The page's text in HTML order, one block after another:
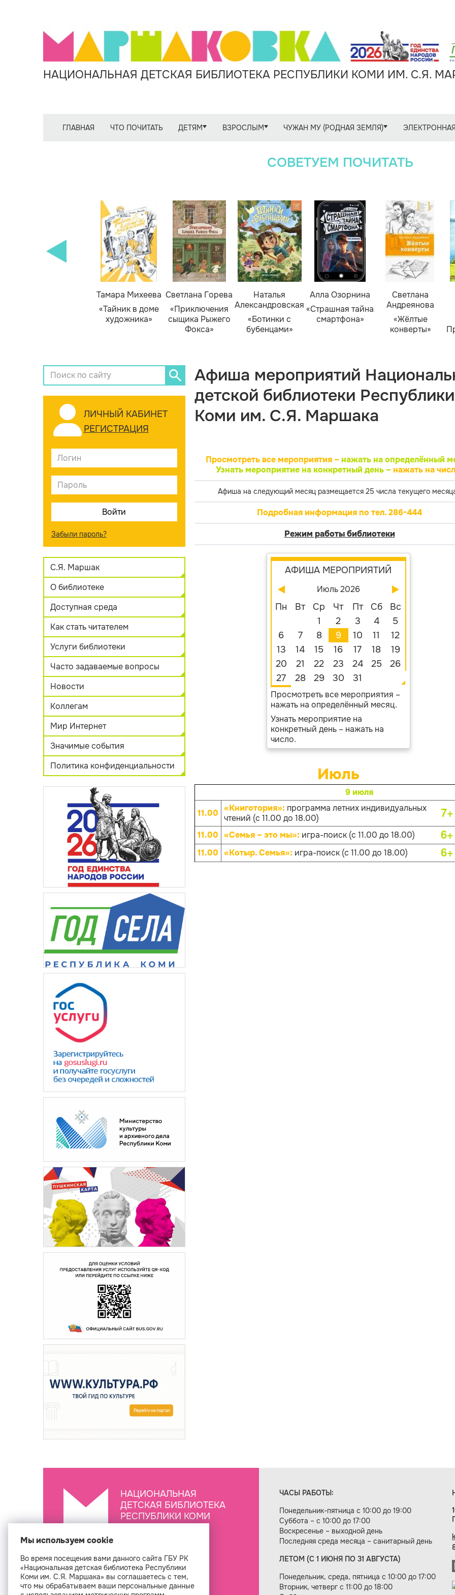
НАЦИОНАЛЬНАЯ ДЕТСКАЯ БИБЛИОТЕКА РЕСПУБЛИКИ КОМИ ИМ. С.Я.
ГЛАВНАЯ ЧТО ПОЧИТАТЬ ДЕТЯМ ВЗРОСЛЫМ ЧУЖАН МУ (РОДНАЯ ЗЕМЛЯ)
СОВЕТУЕМ ПОЧИТАТЬ
Тамара Михеева
«Тайник в доме
художника»
Светлана Горева
«Приключения
сыщика Рыжего
Фокса»
Наталья
Александровская
«Ботинки с
бубенцами»
Алла Озорнина
«Страшная тайна
смартфона»
Светлана
Андреянова
«Жёлтые
конверты»
ЛИЧНЫЙ КАБИНЕТ
РЕГИСТРАЦИЯ
Забыли пароль?
С.Я. Маршак
О библиотеке
Доступная среда
Как стать читателем
Услуги библиотеки
Часто задаваемые вопросы
Новости
Коллегам
Мир Интернет
Значимые события
Политика конфиденциальности
Афиша мероприятий
детской библиотеки Республики
Коми им. С.Я. Маршака
Просмотреть все мероприятия – нажать на определённый
Узнать мероприятие на конкретный день –нажать на
Афиша на следующий месяц размещается 25 числа текущего
Подробная информация по тел. 286-444
Режим работы библиотеки
АФИША МЕРОПРИЯТИЙ
Июль 2026
Пн Вт Ср Чт Пт Сб
Вс
1
2 3 4
5
6
7 8 9 10 11
12
13
14 15 16 17 18
19
20
21 22 23 24 25
26
27
28 29 30 31
Просмотреть все мероприятия –
нажать на определённый месяц.
Узнать мероприятие на
конкретный день – нажать на
число.
Июль
9 июля
11.00 «Книготория»: программа летних индивидуальных
чтений (с 11.00 до 18.00)
7+
11.00 «Семья – это мы»: игра-поиск (с 11.00 до 18.00) 6+
11.00 «Котыр. Семья»: игра-поиск (с 11.00 до 18.00) 6+
НАЦИОНАЛЬНАЯ
ДЕТСКАЯ БИБЛИОТЕКА
РЕСПУБЛИКИ КОМИ
ЧАСЫ РАБОТЫ:
Понедельник-пятница с 10:00 до 19:00
Суббота – с 10:00 до 17:00
Воскресенье – выходной день
Последняя среда месяца – санитарный день
ЛЕТОМ (С 1 ИЮНЯ ПО 31 АВГУСТА)
Понедельник, среда, пятница с 10:00 до 17:00
Вторник, четверг с 11:00 до 18:00
Создание сайта — веб-студия «Цифровой век»
Мы используем cookie
Во время посещения вами данного сайта ГБУ РК
«Национальная детская библиотека Республики
Коми им. С.Я. Маршака» вы соглашаетесь с тем,
что мы обрабатываем ваши персональные данные